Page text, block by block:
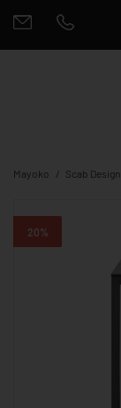
Mayoko Scab Design
20%